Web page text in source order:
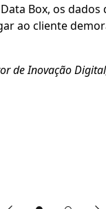
Box, os
ao cliente
de Inovação